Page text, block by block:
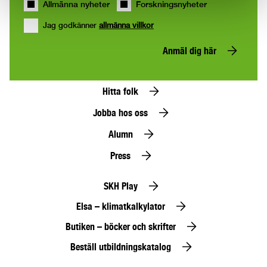
Allmänna nyheter Forskningsnyheter
Jag godkänner allmänna villkor
Anmäl dig här
Hitta folk
Jobba hos oss
Alumn
Press
SKH Play
Elsa – klimatkalkylator
Butiken – böcker och skrifter
Beställ utbildningskatalog